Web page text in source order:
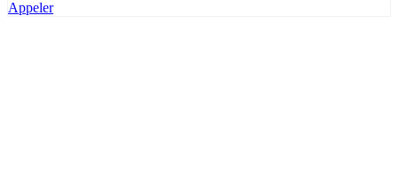
Appeler